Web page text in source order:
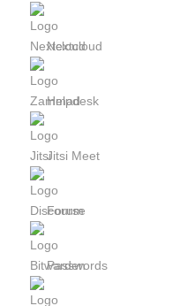
Nextcloud
Helpdesk
Jitsi Meet
Forum
Passwords